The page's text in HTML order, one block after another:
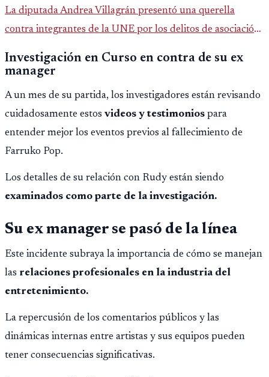
La diputada Andrea Villagrán presentó una querella
contra integrantes de la UNE por los delitos de asociación
Investigación en Curso en contra de su ex
manager
A un mes de su partida, los investigadores están revisando
cuidadosamente estos videos y testimonios para
entender mejor los eventos previos al fallecimiento de
Farruko Pop.
Los detalles de su relación con Rudy están siendo
examinados como parte de la investigación.
Su ex manager se pasó de la línea
Este incidente subraya la importancia de cómo se manejan
las relaciones profesionales en la industria del
entretenimiento.
La repercusión de los comentarios públicos y las
dinámicas internas entre artistas y sus equipos pueden
tener consecuencias significativas.